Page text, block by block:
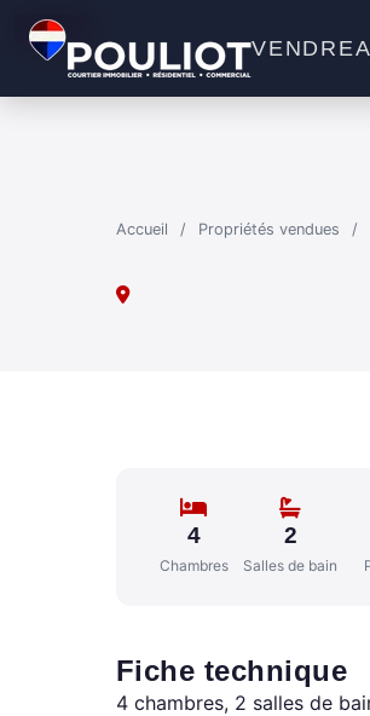
VENDRE
Accueil / Propriétés vendues /
VENDU
4
Chambres
2
Salles de bain
Fiche technique
4 chambres, 2 salles de